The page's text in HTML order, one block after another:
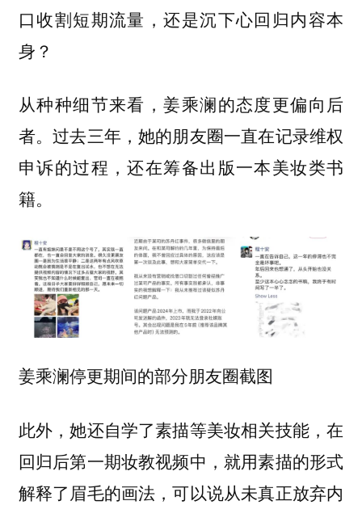
口收割短期流量，还是沉下心回归内容本
身？
从种种细节来看，姜乘澜的态度更偏向后
者。过去三年，她的朋友圈一直在记录维权
申诉的过程，还在筹备出版一本美妆类书
籍。
姜乘澜停更期间的部分朋友圈截图
此外，她还自学了素描等美妆相关技能，在
回归后第一期妆教视频中，就用素描的形式
解释了眉毛的画法，可以说从未真正放弃内